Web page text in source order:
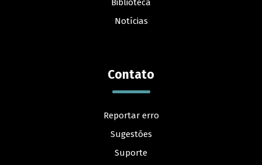
Biblioteca
Notícias
Contato
Reportar erro
Sugestões
Suporte